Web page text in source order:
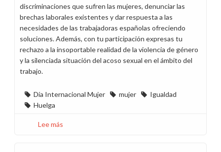
discriminaciones que sufren las mujeres, denunciar las
brechas laborales existentes y dar respuesta a las
necesidades de las trabajadoras españolas ofreciendo
soluciones. Además, con tu participación expresas tu
rechazo a la insoportable realidad de la violencia de género
y la silenciada situación del acoso sexual en el ámbito del
trabajo.
Día Internacional Mujer mujer
Igualdad
Huelga
Lee más